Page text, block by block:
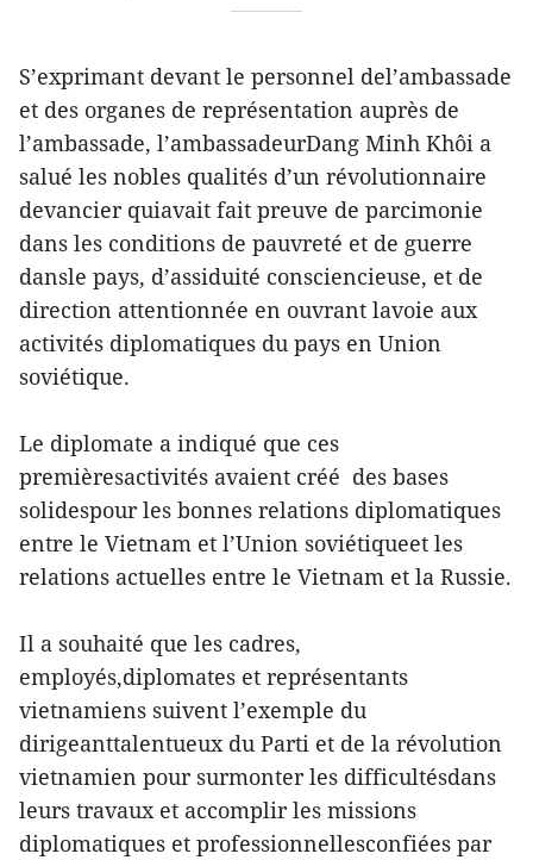
S’exprimant devant le personnel del’ambassade
et des organes de représentation auprès de
l’ambassade, l’ambassadeurDang Minh Khôi a
salué les nobles qualités d’un révolutionnaire
devancier quiavait fait preuve de parcimonie
dans les conditions de pauvreté et de guerre
dansle pays, d’assiduité consciencieuse, et de
direction attentionnée en ouvrant lavoie aux
activités diplomatiques du pays en Union
soviétique.
Le diplomate a indiqué que ces
premièresactivités avaient créé des bases
solidespour les bonnes relations diplomatiques
entre le Vietnam et l’Union soviétiqueet les
relations actuelles entre le Vietnam et la Russie.
Il a souhaité que les cadres,
employés,diplomates et représentants
vietnamiens suivent l’exemple du
dirigeanttalentueux du Parti et de la révolution
vietnamien pour surmonter les difficultésdans
leurs travaux et accomplir les missions
diplomatiques et professionnellesconfiées par